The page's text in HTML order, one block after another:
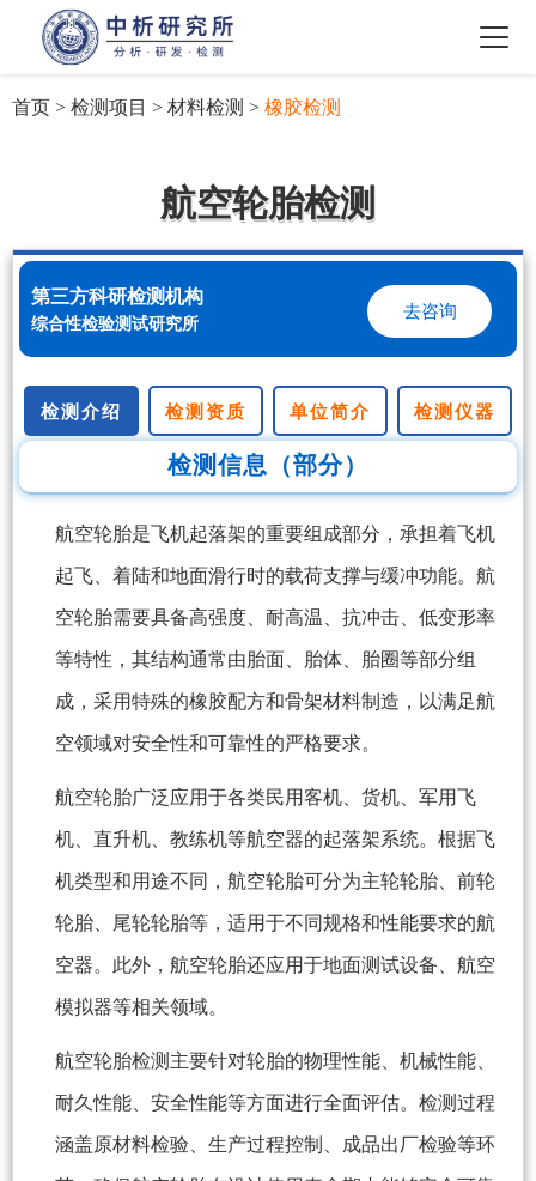
首页 > 检测项目 > 材料检测 > 橡胶检测
航空轮胎检测
第三方科研检测机构
综合性检验测试研究所
去咨询
检测介绍 检测资质 单位简介 检测仪器
检测信息（部分）
航空轮胎是飞机起落架的重要组成部分，承担着飞机
起飞、着陆和地面滑行时的载荷支撑与缓冲功能。航
空轮胎需要具备高强度、耐高温、抗冲击、低变形率
等特性，其结构通常由胎面、胎体、胎圈等部分组
成，采用特殊的橡胶配方和骨架材料制造，以满足航
空领域对安全性和可靠性的严格要求。
航空轮胎广泛应用于各类民用客机、货机、军用飞
机、直升机、教练机等航空器的起落架系统。根据飞
机类型和用途不同，航空轮胎可分为主轮轮胎、前轮
轮胎、尾轮轮胎等，适用于不同规格和性能要求的航
空器。此外，航空轮胎还应用于地面测试设备、航空
模拟器等相关领域。
航空轮胎检测主要针对轮胎的物理性能、机械性能、
耐久性能、安全性能等方面进行全面评估。检测过程
涵盖原材料检验、生产过程控制、成品出厂检验等环